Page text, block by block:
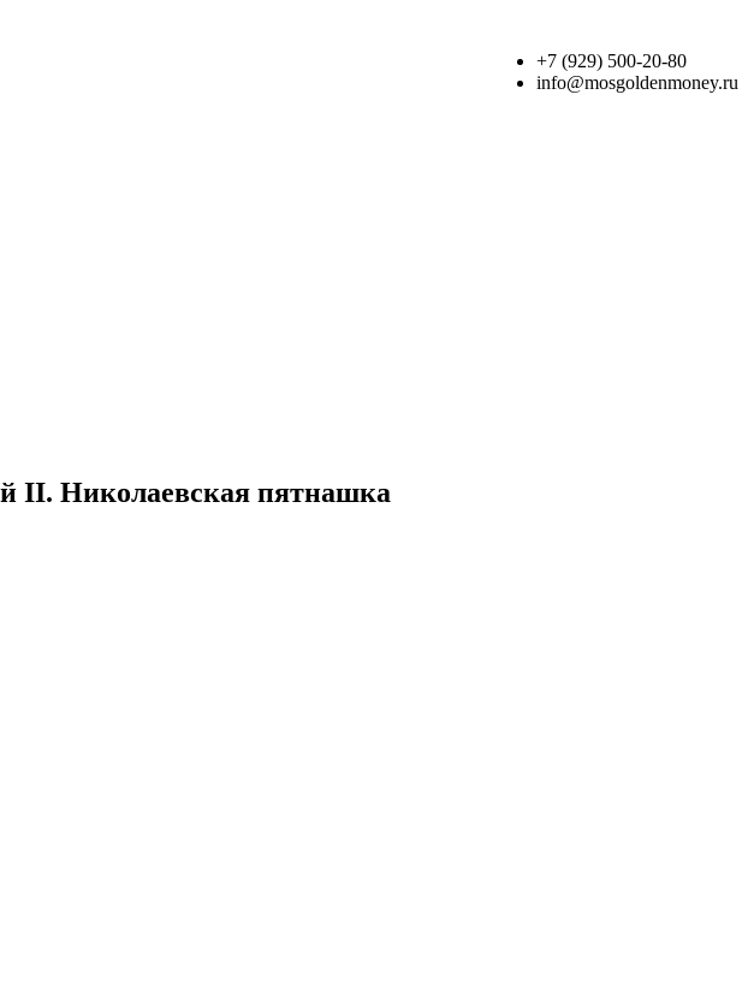
+7 (929) 500-20-80
info@mosgoldenmoney.ru
II. Николаевская пятнашка